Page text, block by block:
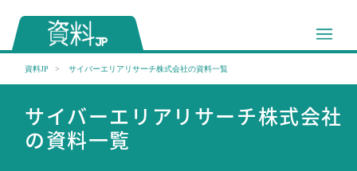
資料JP サイバーエリアリサーチ株式会社の資料一覧
サイバーエリアリサーチ株式会社
の資料一覧